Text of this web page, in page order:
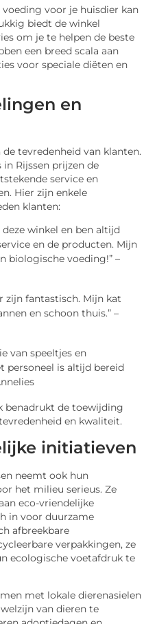
voeding voor je huisdier kan
biedt de winkel
om je te helpen de beste
een breed scala aan
voor speciale diëten en
en
tevredenheid van klanten.
Rijssen prijzen de
service en
Hier zijn enkele
klanten:
winkel en ben altijd
en de producten. Mijn
biologische voeding!” –
zijn fantastisch. Mijn kat
en schoon thuis.” –
van speeltjes en
personeel is altijd bereid
benadrukt de toewijding
en kwaliteit.
initiatieven
neemt ook hun
het milieu serieus. Ze
eco-vriendelijke
in voor duurzame
afbreekbare
verpakkingen, ze
ecologische voetafdruk te
met lokale dierenasielen
van dieren te